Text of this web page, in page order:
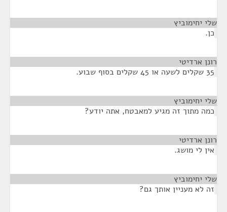
שלי יחימוביץ
כן.
רונן ארדיטי
35 שקלים לשעה או 45 שקלים בסוף שבוע.
שלי יחימוביץ
כמה מתוך זה מגיע למאבטח, אתה יודע?
רונן ארדיטי
אין לי מושג.
שלי יחימוביץ
זה לא מעניין אותך גם?